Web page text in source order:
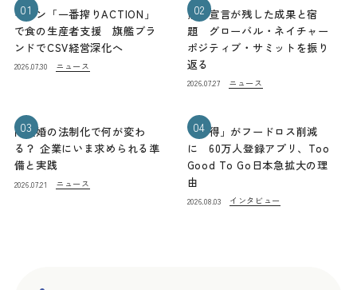
01
キリン「一番搾りACTION」
で食の生産者支援 旗艦ブラ
ンドでCSV経営深化へ
2026.07.30 ニュース
02
熊本宣言が残した成果と宿
題 グローバル・ネイチャー
ポジティブ・サミットを振り
返る
2026.07.27 ニュース
03
同性婚の法制化で何が変わ
る？ 企業にいま求められる準
備と実践
2026.07.21 ニュース
04
「お得」がフードロス削減
に 60万人登録アプリ、Too
Good To Go日本急拡大の理
由
2026.08.03 インタビュー